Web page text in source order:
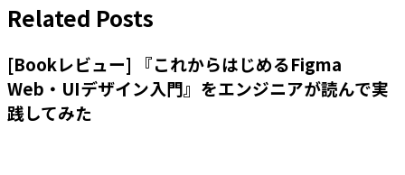
Related Posts
[Bookレビュー] 『これからはじめるFigma
Web・UIデザイン入門』をエンジニアが読んで実
践してみた